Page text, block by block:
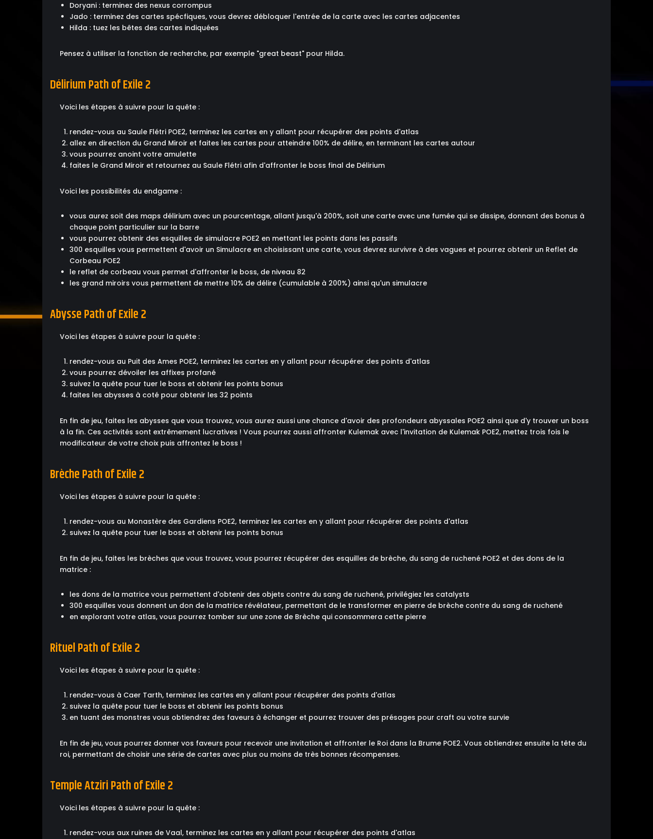
Doryani : terminez des nexus corrompus
Jado : terminez des cartes spécfiques, vous devrez débloquer l'entrée de la carte avec les cartes adjacentes
Hilda : tuez les bêtes des cartes indiquées
Pensez à utiliser la fonction de recherche, par exemple "great beast" pour Hilda.
Délirium Path of Exile 2
Voici les étapes à suivre pour la quête :
rendez-vous au Saule Flétri POE2, terminez les cartes en y allant pour récupérer des points d'atlas
allez en direction du Grand Miroir et faites les cartes pour atteindre 100% de délire, en terminant les cartes autour
vous pourrez anoint votre amulette
faites le Grand Miroir et retournez au Saule Flétri afin d'affronter le boss final de Délirium
Voici les possibilités du endgame :
vous aurez soit des maps délirium avec un pourcentage, allant jusqu'à 200%, soit une carte avec une fumée qui se dissipe, donnant des bonus à
chaque point particulier sur la barre
vous pourrez obtenir des esquilles de simulacre POE2 en mettant les points dans les passifs
300 esquilles vous permettent d'avoir un Simulacre en choisissant une carte, vous devrez survivre à des vagues et pourrez obtenir un Reflet de
Corbeau POE2
le reflet de corbeau vous permet d'affronter le boss, de niveau 82
les grand miroirs vous permettent de mettre 10% de délire (cumulable à 200%) ainsi qu'un simulacre
Abysse Path of Exile 2
Voici les étapes à suivre pour la quête :
rendez-vous au Puit des Ames POE2, terminez les cartes en y allant pour récupérer des points d'atlas
vous pourrez dévoiler les affixes profané
suivez la quête pour tuer le boss et obtenir les points bonus
faites les abysses à coté pour obtenir les 32 points
En fin de jeu, faites les abysses que vous trouvez, vous aurez aussi une chance d'avoir des profondeurs abyssales POE2 ainsi que d'y trouver un boss
à la fin. Ces activités sont extrêmement lucratives ! Vous pourrez aussi affronter Kulemak avec l'invitation de Kulemak POE2, mettez trois fois le
modificateur de votre choix puis affrontez le boss !
Brèche Path of Exile 2
Voici les étapes à suivre pour la quête :
rendez-vous au Monastère des Gardiens POE2, terminez les cartes en y allant pour récupérer des points d'atlas
suivez la quête pour tuer le boss et obtenir les points bonus
En fin de jeu, faites les brèches que vous trouvez, vous pourrez récupérer des esquilles de brèche, du sang de ruchené POE2 et des dons de la
matrice :
les dons de la matrice vous permettent d'obtenir des objets contre du sang de ruchené, privilégiez les catalysts
300 esquilles vous donnent un don de la matrice révélateur, permettant de le transformer en pierre de brèche contre du sang de ruchené
en explorant votre atlas, vous pourrez tomber sur une zone de Brèche qui consommera cette pierre
Rituel Path of Exile 2
Voici les étapes à suivre pour la quête :
rendez-vous à Caer Tarth, terminez les cartes en y allant pour récupérer des points d'atlas
suivez la quête pour tuer le boss et obtenir les points bonus
en tuant des monstres vous obtiendrez des faveurs à échanger et pourrez trouver des présages pour craft ou votre survie
En fin de jeu, vous pourrez donner vos faveurs pour recevoir une invitation et affronter le Roi dans la Brume POE2. Vous obtiendrez ensuite la tête du
roi, permettant de choisir une série de cartes avec plus ou moins de très bonnes récompenses.
Temple Atziri Path of Exile 2
Voici les étapes à suivre pour la quête :
rendez-vous aux ruines de Vaal, terminez les cartes en y allant pour récupérer des points d'atlas